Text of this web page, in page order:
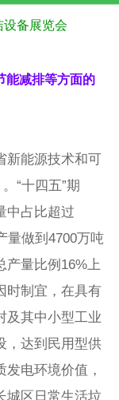
设备展览会
能减排等方面的
新能源技术和可
“十四五”期
中占比超过
量做到4700万吨
产量比例16%上
时制宜，在具有
及其中小型工业
，达到民用型供
电环境价值，
城区日常生活垃